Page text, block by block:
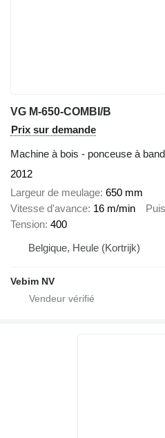
VG M-650-COMBI/B
Prix sur demande
Machine à bois - ponceuse à
2012
Largeur de meulage 650 mm
Vitesse d'avance 16 m/min
Tension 400
Belgique, Heule (Kortrijk)
Vebim NV